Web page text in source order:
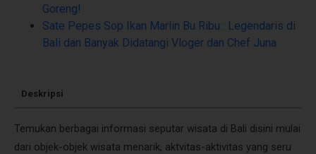
Goreng!
Sate Pepes Sop Ikan Marlin Bu Ribu : Legendaris di
Bali dan Banyak Didatangi Vloger dan Chef Juna
Deskripsi
Temukan berbagai informasi seputar wisata di Bali disini mulai
dari objek-objek wisata menarik, aktvitas-aktivitas yang seru